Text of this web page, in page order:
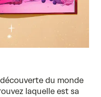
du monde
laquelle est sa